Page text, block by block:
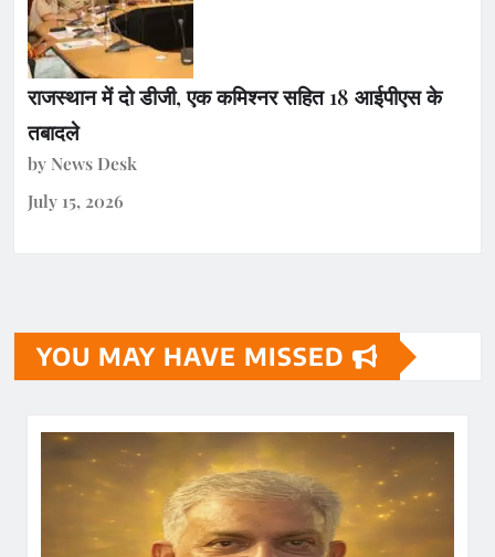
राजस्थान में दो डीजी, एक कमिश्नर सहित 18 आईपीएस के
तबादले
by News Desk
July 15, 2026
YOU MAY HAVE MISSED